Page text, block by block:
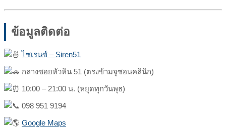
ข้อมูลติดต่อ
ไซเรนซ์ – Siren51
กลางซอยหัวหิน 51 (ตรงข้ามจูซอนคลินิก)
10:00 – 21:00 น. (หยุดทุกวันพุธ)
098 951 9194
Google Maps